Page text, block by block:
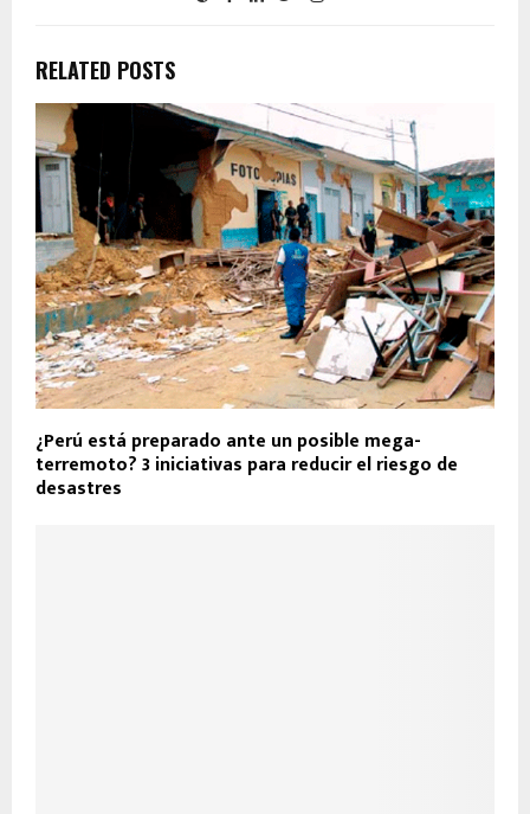
RELATED POSTS
¿Perú está preparado ante un posible mega-
terremoto? 3 iniciativas para reducir el riesgo de
desastres